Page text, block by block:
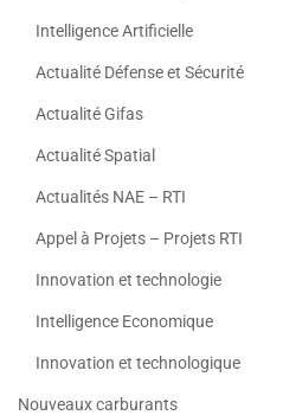
Intelligence Artificielle
Actualité Défense et Sécurité
Actualité Gifas
Actualité Spatial
Actualités NAE – RTI
Appel à Projets – Projets RTI
Innovation et technologie
Intelligence Economique
Innovation et technologique
Nouveaux carburants